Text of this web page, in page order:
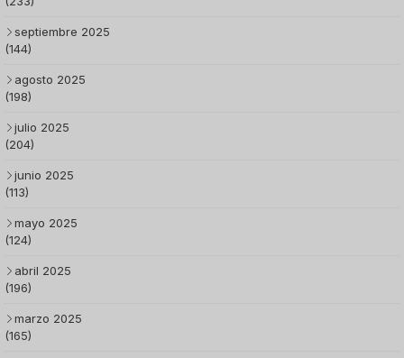
septiembre 2025
(144)
agosto 2025
(198)
julio 2025
(204)
junio 2025
(113)
mayo 2025
(124)
abril 2025
(196)
marzo 2025
(165)